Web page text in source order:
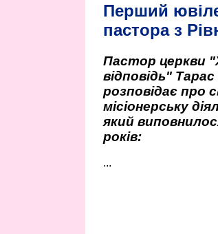
Перший
пастора з
Пастор церкви
відповідь"
розповідає про
місіонерську
який
років:
...